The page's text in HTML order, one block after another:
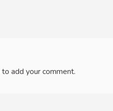
to add your comment.